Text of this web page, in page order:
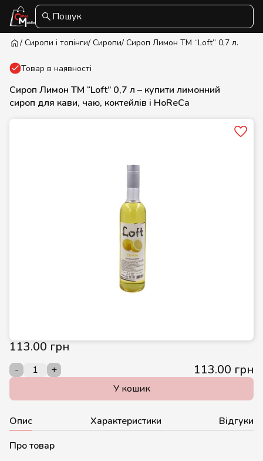
Пошук
/ Сиропи і топінги/ Сиропи/ Сироп Лимон ТМ “Loft” 0,7 л.
Товар в наявності
Сироп Лимон ТМ “Loft” 0,7 л – купити лимонний
сироп для кави, чаю, коктейлів і HoReCa
113.00 грн
- + 113.00 грн
У кошик
Опис Характеристики
Відгуки
Про товар